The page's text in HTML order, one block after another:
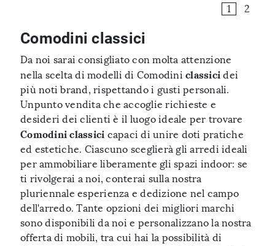
1 2
Comodini classici
Da noi sarai consigliato con molta attenzione
nella scelta di modelli di Comodiniclassici dei
più noti brand, rispettando i gusti personali.
Unpunto vendita che accoglie richieste e
desideri dei clienti è il luogo ideale per trovare
Comodini classici capaci di unire doti pratiche
ed estetiche. Ciascuno sceglierà gli arredi ideali
per ammobiliare liberamente gli spazi indoor: se
ti rivolgerai a noi, conterai sulla nostra
pluriennale esperienza e dedizione nel campo
dell'arredo. Tante opzioni dei migliori marchi
sono disponibili da noi e personalizzano la nostra
offerta di mobili, tra cui hai la possibilità di